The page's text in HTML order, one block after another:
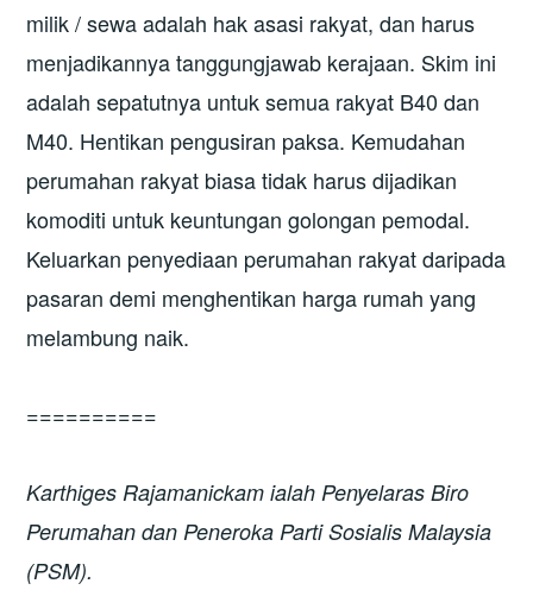
milik / sewa adalah hak asasi rakyat, dan harus
menjadikannya tanggungjawab kerajaan. Skim ini
adalah sepatutnya untuk semua rakyat B40 dan
M40. Hentikan pengusiran paksa. Kemudahan
perumahan rakyat biasa tidak harus dijadikan
komoditi untuk keuntungan golongan pemodal.
Keluarkan penyediaan perumahan rakyat daripada
pasaran demi menghentikan harga rumah yang
melambung naik.
==========
Karthiges Rajamanickam ialah Penyelaras Biro
Perumahan dan Peneroka Parti Sosialis Malaysia
(PSM).